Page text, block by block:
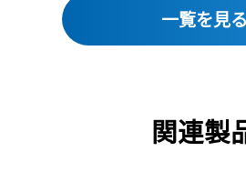
一覧を見る
関連製